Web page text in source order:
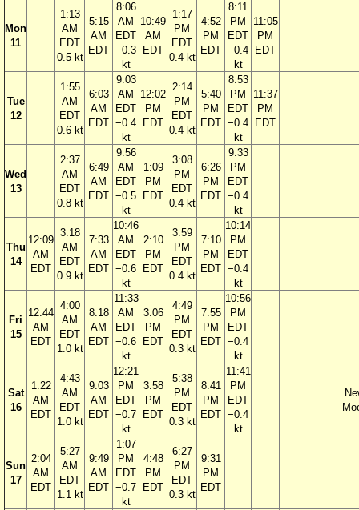
Mon
11
1:13
AM
EDT
0.5 kt
5:15
AM
EDT
8:06
AM
EDT
−0.3
kt
10:49
AM
EDT
1:17
PM
EDT
0.4 kt
4:52
PM
EDT
8:11
PM
EDT
−0.4
kt
11:05
PM
EDT
Tue
12
1:55
AM
EDT
0.6 kt
6:03
AM
EDT
9:03
AM
EDT
−0.4
kt
12:02
PM
EDT
2:14
PM
EDT
0.4 kt
5:40
PM
EDT
8:53
PM
EDT
−0.4
kt
11:37
PM
EDT
Wed
13
2:37
AM
EDT
0.8 kt
6:49
AM
EDT
9:56
AM
EDT
−0.5
kt
1:09
PM
EDT
3:08
PM
EDT
0.4 kt
6:26
PM
EDT
9:33
PM
EDT
−0.4
kt
Thu
14
12:09
AM
EDT
3:18
AM
EDT
0.9 kt
7:33
AM
EDT
10:46
AM
EDT
−0.6
kt
2:10
PM
EDT
3:59
PM
EDT
0.4 kt
7:10
PM
EDT
10:14
PM
EDT
−0.4
kt
Fri
15
12:44
AM
EDT
4:00
AM
EDT
1.0 kt
8:18
AM
EDT
11:33
AM
EDT
−0.6
kt
3:06
PM
EDT
4:49
PM
EDT
0.3 kt
7:55
PM
EDT
10:56
PM
EDT
−0.4
kt
Sat
16
1:22
AM
EDT
4:43
AM
EDT
1.0 kt
9:03
AM
EDT
12:21
PM
EDT
−0.7
kt
3:58
PM
EDT
5:38
PM
EDT
0.3 kt
8:41
PM
EDT
11:41
PM
EDT
−0.4
kt
Sun
17
2:04
AM
EDT
5:27
AM
EDT
1.1 kt
9:49
AM
EDT
1:07
PM
EDT
−0.7
kt
4:48
PM
EDT
6:27
PM
EDT
0.3 kt
9:31
PM
EDT